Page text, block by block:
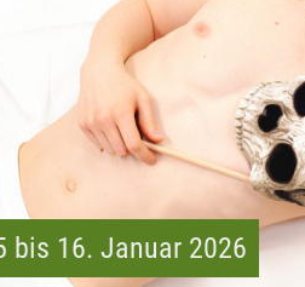
bis 16. Januar 2026